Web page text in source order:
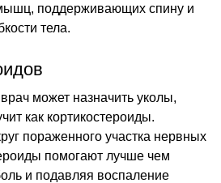
поддерживающих спину и
тела.
может назначить уколы,
как кортикостероиды.
пораженного участка нервных
помогают лучше чем
и подавляя воспаление